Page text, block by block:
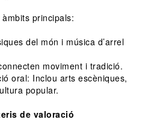
principals:
del món i música d’arrel
moviment i tradició.
oral: Inclou arts escèniques,
popular.
de valoració